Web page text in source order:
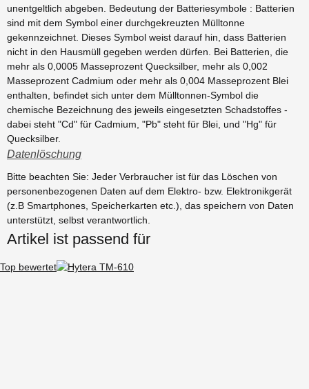
unentgeltlich abgeben. Bedeutung der Batteriesymbole : Batterien
sind mit dem Symbol einer durchgekreuzten Mülltonne
gekennzeichnet. Dieses Symbol weist darauf hin, dass Batterien
nicht in den Hausmüll gegeben werden dürfen. Bei Batterien, die
mehr als 0,0005 Masseprozent Quecksilber, mehr als 0,002
Masseprozent Cadmium oder mehr als 0,004 Masseprozent Blei
enthalten, befindet sich unter dem Mülltonnen-Symbol die
chemische Bezeichnung des jeweils eingesetzten Schadstoffes -
dabei steht "Cd" für Cadmium, "Pb" steht für Blei, und "Hg" für
Quecksilber.
Datenlöschung
Bitte beachten Sie: Jeder Verbraucher ist für das Löschen von
personenbezogenen Daten auf dem Elektro- bzw. Elektronikgerät
(z.B Smartphones, Speicherkarten etc.), das speichern von Daten
unterstützt, selbst verantwortlich.
Artikel ist passend für
Top bewertet